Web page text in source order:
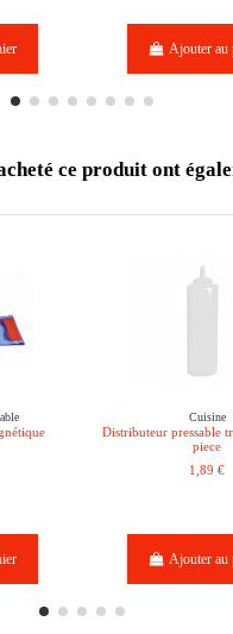
Ajouter au
ce produit ont
Cuisine
Distributeur pressable
piece
1,89 €
Ajouter au